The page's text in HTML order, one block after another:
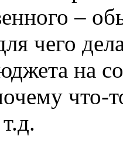
–
чего
на
что-